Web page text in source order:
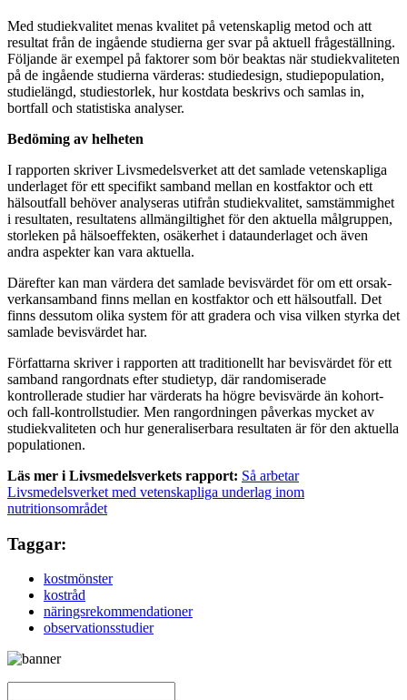
Med studiekvalitet menas kvalitet på vetenskaplig metod och att
resultat från de ingående studierna ger svar på aktuell frågeställning.
Följande är exempel på faktorer som bör beaktas när studiekvaliteten
på de ingående studierna värderas: studiedesign, studiepopulation,
studielängd, studiestorlek, hur kostdata beskrivs och samlas in,
bortfall och statistiska analyser.
Bedöming av helheten
I rapporten skriver Livsmedelsverket att det samlade vetenskapliga
underlaget för ett specifikt samband mellan en kostfaktor och ett
hälsoutfall behöver analyseras utifrån studiekvalitet, samstämmighet
i resultaten, resultatens allmängiltighet för den aktuella målgruppen,
storleken på hälsoeffekten, osäkerhet i dataunderlaget och även
andra aspekter kan vara aktuella.
Därefter kan man värdera det samlade bevisvärdet för om ett orsak-
verkansamband finns mellan en kostfaktor och ett hälsoutfall. Det
finns dessutom olika system för att gradera och visa vilken styrka det
samlade bevisvärdet har.
Författarna skriver i rapporten att traditionellt har bevisvärdet för ett
samband rangordnats efter studietyp, där randomiserade
kontrollerade studier har värderats ha högre bevisvärde än kohort-
och fall-kontrollstudier. Men rangordningen påverkas mycket av
studiekvaliteten och hur generaliserbara resultaten är för den aktuella
populationen.
Läs mer i Livsmedelsverkets rapport: Så arbetar
Livsmedelsverket med vetenskapliga underlag inom
nutritionsområdet
Taggar:
kostmönster
kostråd
näringsrekommendationer
observationsstudier